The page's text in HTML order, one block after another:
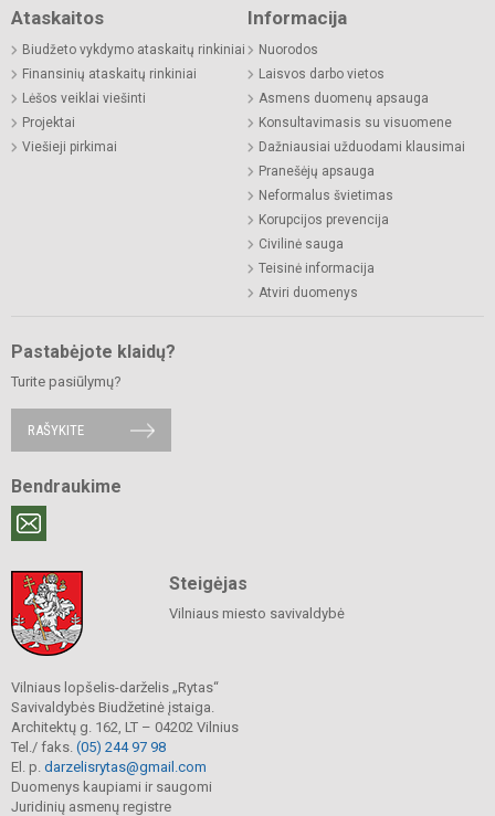
Ataskaitos
Biudžeto vykdymo ataskaitų rinkiniai
Finansinių ataskaitų rinkiniai
Lėšos veiklai viešinti
Projektai
Viešieji pirkimai
Informacija
Nuorodos
Laisvos darbo vietos
Asmens duomenų apsauga
Konsultavimasis su visuomene
Dažniausiai užduodami klausimai
Pranešėjų apsauga
Neformalus švietimas
Korupcijos prevencija
Civilinė sauga
Teisinė informacija
Atviri duomenys
Pastabėjote klaidų?
Turite pasiūlymų?
RAŠYKITE
Bendraukime
Steigėjas
Vilniaus miesto savivaldybė
Vilniaus lopšelis-darželis „Rytas“
Savivaldybės Biudžetinė įstaiga.
Architektų g. 162, LT – 04202 Vilnius
Tel./ faks. (05) 244 97 98
El. p. darzelisrytas@gmail.com
Duomenys kaupiami ir saugomi
Juridinių asmenų registre